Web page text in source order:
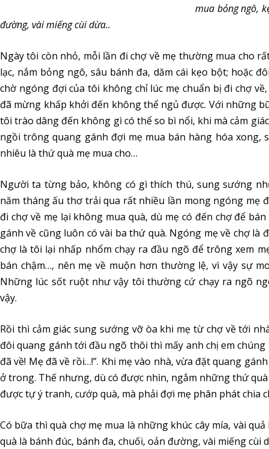
mua bỏng ngô,
đường, vài miếng cùi dừa..
Ngày tôi còn nhỏ, mỗi lần đi chợ về mẹ thường mua cho
lạc, nắm bỏng ngô, sâu bánh đa, dăm cái kẹo bột; hoặc
chờ ngóng đợi của tôi không chỉ lúc mẹ chuẩn bị đi chợ
đã mừng khấp khởi đến không thể ngủ được. Với những
tôi trào dâng đến không gì có thể so bì nổi, khi mà cảm
ngồi trông quang gánh đợi mẹ mua bán hàng hóa
nhiêu là thứ quà mẹ mua cho…
Người ta từng bảo, không có gì thích thú, sung sướng
năm tháng ấu thơ trải qua rất nhiều lần mong ngóng mẹ
đi chợ về mẹ lại không mua quà, dù mẹ có đến chợ để
gánh về cũng luôn có vài ba thứ quà. Ngóng mẹ về chợ là
chợ là tôi lại nhấp nhổm chạy ra đầu ngõ để trông xem
bán chậm…, nên mẹ về muộn hơn thường lệ, vì vậy sự
Những lúc sốt ruột như vậy tôi thường cứ chạy ra ngõ
vậy.
Rồi thì cảm giác sung sướng vỡ òa khi mẹ từ chợ về tới
đôi quang gánh tới đầu ngõ thôi thì mấy anh chị em
đã về! Mẹ đã về rồi…!”. Khi mẹ vào nhà, vừa đặt quang
ở trong. Thế nhưng, dù có được nhìn, ngắm những thứ
được tự ý tranh, cướp quà, mà phải đợi mẹ phân phát
Có bữa thì quà chợ mẹ mua là những khúc cây mía, vài
quà là bánh đúc, bánh đa, chuối, oản đường, vài miếng